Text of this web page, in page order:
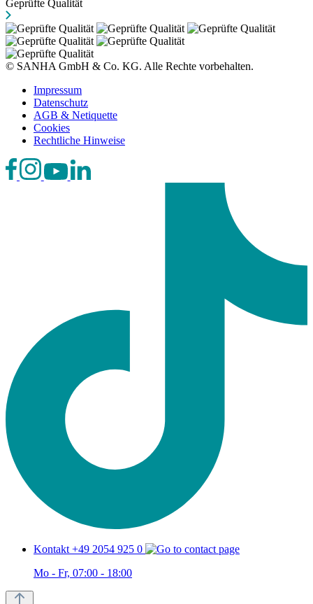
Geprüfte Qualität
© SANHA GmbH & Co. KG. Alle Rechte vorbehalten.
Impressum
Datenschutz
AGB & Netiquette
Cookies
Rechtliche Hinweise
Kontakt +49 2054 925 0
Mo - Fr, 07:00 - 18:00